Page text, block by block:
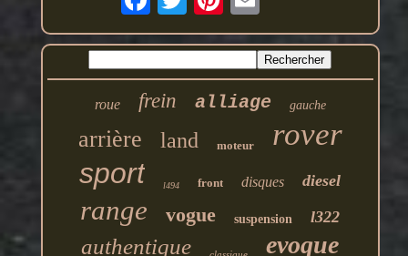
roue frein alliage gauche
arrière land moteur rover
sport l494 front disques diesel
range vogue suspension l322
authentique evoque